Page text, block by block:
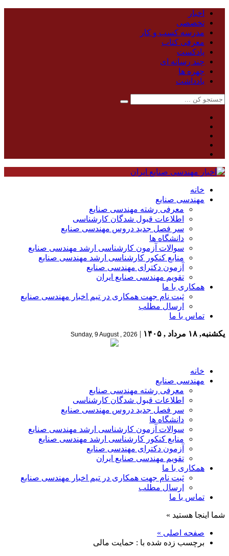
اخبار
تخصصی
مدرسه کسب و کار
معرفی کتاب
پادکست
چند رسانه ای
چهره ها
یادداشت
خانه
مهندسی صنایع
معرفی رشته مهندسی صنایع
اطلاعات قبول شدگان کارشناسی
سر فصل جدید دروس مهندسی صنایع
دانشگاه ها
سوالات آزمون کارشناسی ارشد مهندسی صنایع
منابع کنکور کارشناسی ارشد مهندسی صنایع
آزمون دکترای مهندسی صنایع
تقویم مهندسی صنایع ایران
همکاری با ما
ثبت نام جهت همکاری در تیم اخبار مهندسی صنایع
ارسال مطلب
تماس با ما
یکشنبه, ۱۸ مرداد , ۱۴۰۵ |
Sunday, 9 August , 2026
خانه
مهندسی صنایع
معرفی رشته مهندسی صنایع
اطلاعات قبول شدگان کارشناسی
سر فصل جدید دروس مهندسی صنایع
دانشگاه ها
سوالات آزمون کارشناسی ارشد مهندسی صنایع
منابع کنکور کارشناسی ارشد مهندسی صنایع
آزمون دکترای مهندسی صنایع
تقویم مهندسی صنایع ایران
همکاری با ما
ثبت نام جهت همکاری در تیم اخبار مهندسی صنایع
ارسال مطلب
تماس با ما
شما اینجا هستید »
صفحه اصلی »
برچسب زده شده با : حمایت مالی